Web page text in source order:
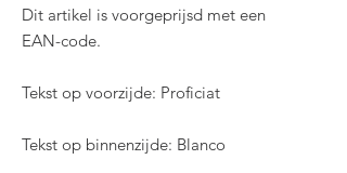
Dit artikel is voorgeprijsd met een
EAN-code.
Tekst op voorzijde: Proficiat
Tekst op binnenzijde: Blanco